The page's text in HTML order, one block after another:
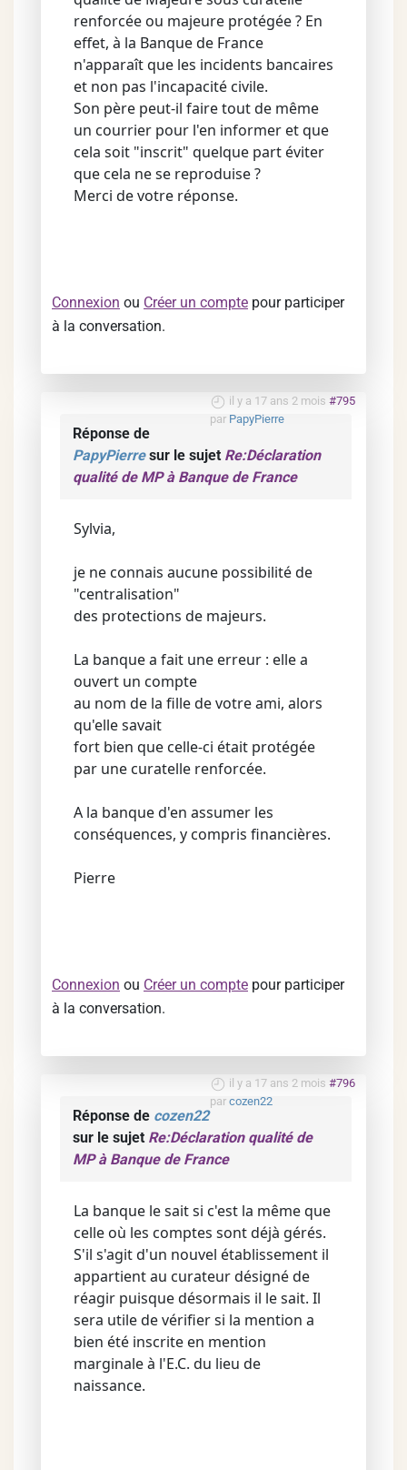
renforcée ou majeure protégée ? En
effet, à la Banque de France
n'apparaît que les incidents bancaires
et non pas l'incapacité civile.
Son père peut-il faire tout de même
un courrier pour l'en informer et que
cela soit "inscrit" quelque part éviter
que cela ne se reproduise ?
Merci de votre réponse.
Connexion ou Créer un compte pour participer
à la conversation.
il y a 17 ans 2 mois #795
par PapyPierre
Réponse de
PapyPierresur le sujet Re:Déclaration
qualité de MP à Banque de France
Sylvia,
je ne connais aucune possibilité de
"centralisation"
des protections de majeurs.
La banque a fait une erreur : elle a
ouvert un compte
au nom de la fille de votre ami, alors
qu'elle savait
fort bien que celle-ci était protégée
par une curatelle renforcée.
A la banque d'en assumer les
conséquences, y compris financières.
Pierre
Connexion ou Créer un compte pour participer
à la conversation.
il y a 17 ans 2 mois #796
par cozen22
Réponse de cozen22
sur le sujet Re:Déclaration qualité de
MP à Banque de France
La banque le sait si c'est la même que
celle où les comptes sont déjà gérés.
S'il s'agit d'un nouvel établissement il
appartient au curateur désigné de
réagir puisque désormais il le sait. Il
sera utile de vérifier si la mention a
bien été inscrite en mention
marginale à l'E.C. du lieu de
naissance.